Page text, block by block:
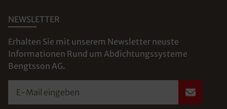
NEWSLETTER
Erhalten Sie mit unserem Newsletter neuste
Informationen Rund um Abdichtungssysteme
Bengtsson AG.
E-Mail eingeben